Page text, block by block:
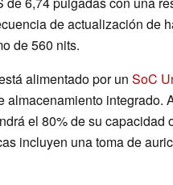
de actualización de
de 560 nits.
alimentado por un SoC
almacenamiento integrado.
el 80% de su
incluyen una toma de